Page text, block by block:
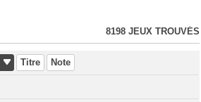
8198 JEUX TROUVÉS
Titre Note